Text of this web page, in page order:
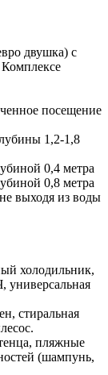
двушка) с
посещение
1,2-1,8
0,4 метра
0,8 метра
выходя из воды
холодильник,
универсальная
стиральная
пляжные
(шампунь,